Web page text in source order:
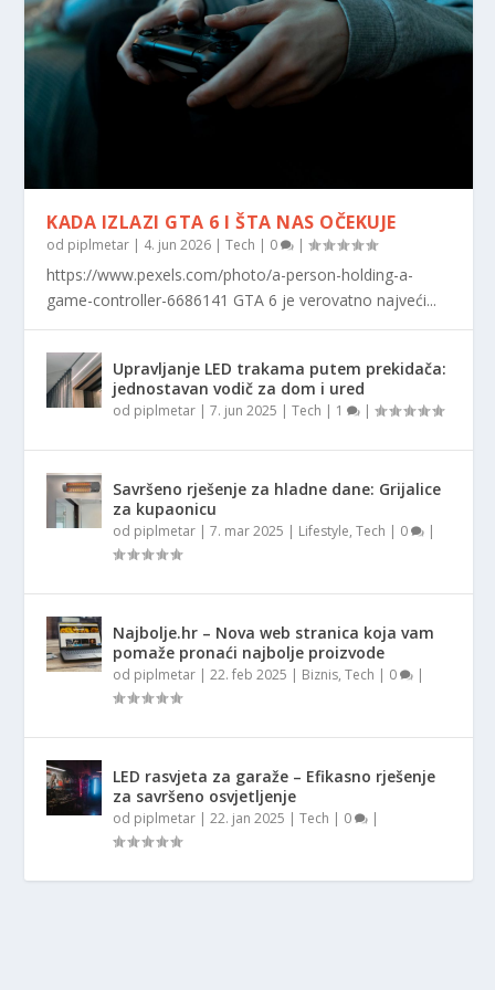
KADA IZLAZI GTA 6 I ŠTA NAS OČEKUJE
od piplmetar | 4. jun 2026 |Tech | 0 |
https://www.pexels.com/photo/a-person-holding-a-
game-controller-6686141 GTA 6 je verovatno najveći...
Upravljanje LED trakama putem prekidača:
jednostavan vodič za dom i ured
od piplmetar |7. jun 2025 |Tech | 1 |
Savršeno rješenje za hladne dane: Grijalice
za kupaonicu
od piplmetar |7. mar 2025 | Lifestyle,Tech | 0 |
Najbolje.hr – Nova web stranica koja vam
pomaže pronaći najbolje proizvode
od piplmetar |22. feb 2025 | Biznis,Tech | 0 |
LED rasvjeta za garaže – Efikasno rješenje
za savršeno osvjetljenje
od piplmetar |22. jan 2025 |Tech | 0 |